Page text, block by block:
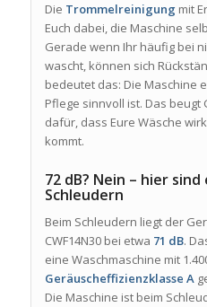
Die Trommelreinigung mit
Euch dabei, die Maschine
Gerade wenn Ihr häufig bei
wascht, können sich
bedeutet das: Die Maschine
Pflege sinnvoll ist. Das
dafür, dass Eure Wäsche
kommt.
72 dB? Nein – hier sind
Schleudern
Beim Schleudern liegt der
CWF14N30 bei etwa 71 dB.
eine Waschmaschine mit
Geräuscheffizienzklasse A
Die Maschine ist beim